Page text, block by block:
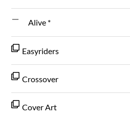
Alive *
Easyriders
Crossover
Cover Art